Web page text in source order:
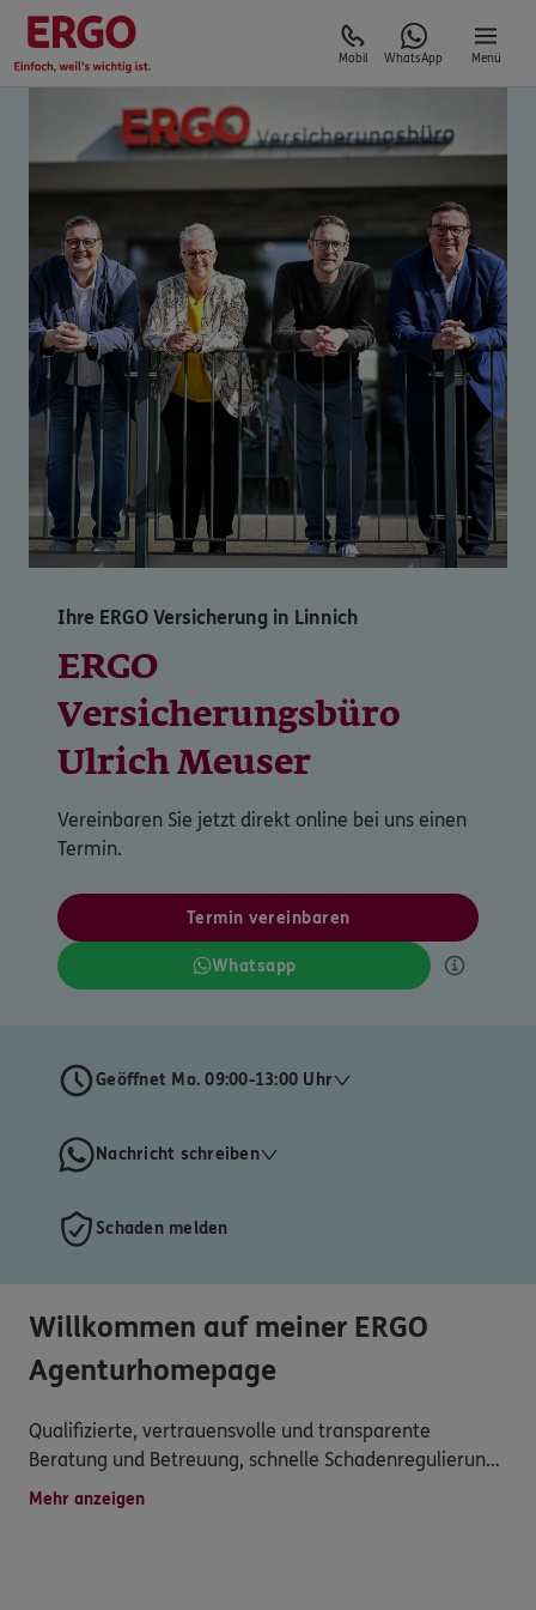
Mobil WhatsApp Menü
Ihre ERGO Versicherung in Linnich
ERGO
Versicherungsbüro
Ulrich Meuser
Vereinbaren Sie jetzt direkt online bei uns einen
Termin.
Termin vereinbaren
Whatsapp
Geöffnet Mo. 09:00-13:00 Uhr
Nachricht schreiben
Schaden melden
Willkommen auf meiner ERGO
Agenturhomepage
Qualifizierte, vertrauensvolle und transparente
Beratung und Betreuung, schnelle Schadenregulierung
und umfassender Service werden hier groß
Mehr anzeigen